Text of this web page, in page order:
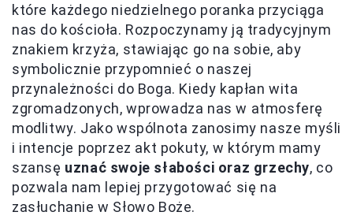
które każdego niedzielnego poranka przyciąga
nas do kościoła. Rozpoczynamy ją tradycyjnym
znakiem krzyża, stawiając go na sobie, aby
symbolicznie przypomnieć o naszej
przynależności do Boga. Kiedy kapłan wita
zgromadzonych, wprowadza nas w atmosferę
modlitwy. Jako wspólnota zanosimy nasze myśli
i intencje poprzez akt pokuty, w którym mamy
szansę uznać swoje słabości oraz grzechy, co
pozwala nam lepiej przygotować się na
zasłuchanie w Słowo Boże.